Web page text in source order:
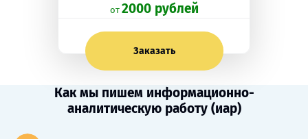
oт 2000 рублей
Заказать
Как мы пишем информационно-
аналитическую работу (иар)